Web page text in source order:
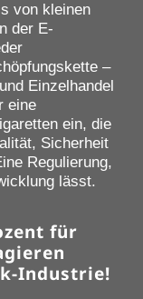
von kleinen
der E-
–
Einzelhandel
eine
ein, die
Sicherheit
Regulierung,
lässt.
für
Industrie!